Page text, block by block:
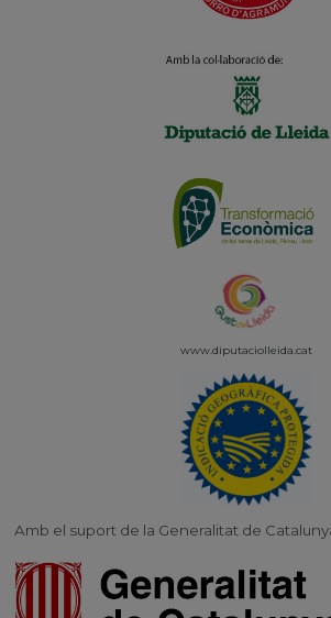
www.diputaciolleida.cat
Amb el suport de la Generalitat de